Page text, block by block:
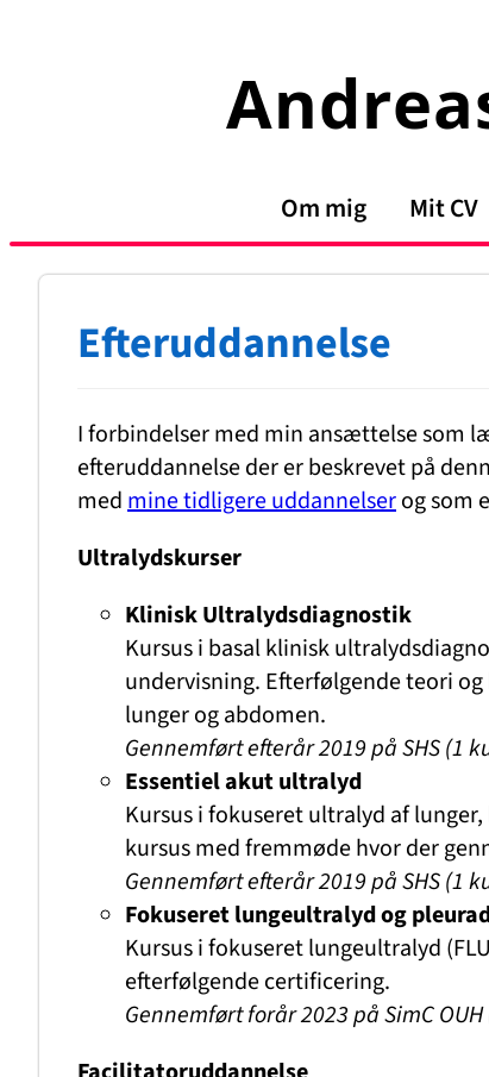
Om mig Mit CV
Efteruddannelse
I forbindelser med min ansættelse som
efteruddannelse der er beskrevet på
medmine tidligere uddannelserog som
Ultralydskurser
Klinisk Ultralydsdiagnostik
Kursus i basal klinisk
undervisning. Efterfølgende teori
lunger og abdomen.
Gennemført efterår 2019 på SHS (1
Essentiel akut ultralyd
Kursus i fokuseret ultralyd af
kursus med fremmøde hvor der
Gennemført efterår 2019 på SHS(1
Fokuseret lungeultralyd og
Kursus i fokuseret lungeultralyd
efterfølgende certificering.
Gennemført forår 2023 på SimC OUH